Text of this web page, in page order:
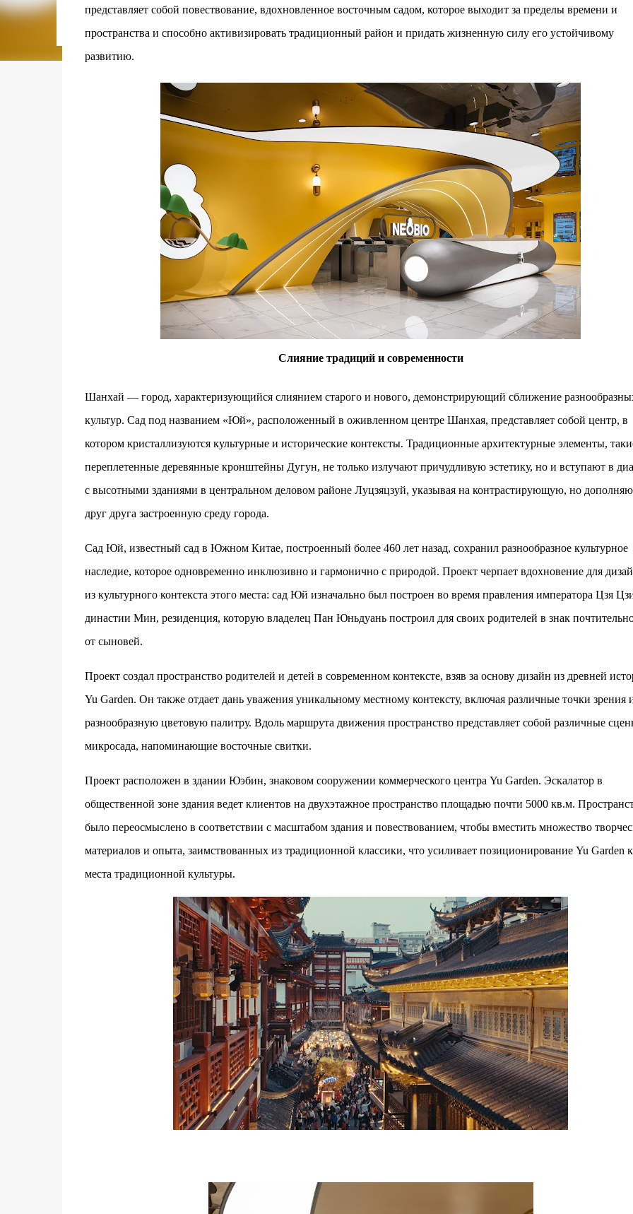
городском конкурсе 2021 года и получением престижной награды «Серебряная пирамида глобального
современный средиземноморский манифест. Архитекторы стремились объединить память о военном
прошлом участка с принц...
представляет собой повествование, вдохновленное восточным садом, которое выходит за пределы времени и
пространства и способно активизировать традиционный район и придать жизненную силу его устойчивому
развитию.
Слияние традиций и современности
Шанхай — город, характеризующийся слиянием старого и нового, демонстрирующий сближение
культур. Сад под названием «Юй», расположенный в оживленном центре Шанхая, представляет собой центр, в
котором кристаллизуются культурные и исторические контексты. Традиционные архитектурные элементы,
переплетенные деревянные кронштейны Дугун, не только излучают причудливую эстетику, но и вступают в
с высотными зданиями в центральном деловом районе Луцзяцзуй, указывая на контрастирующую, но
друг друга застроенную среду города.
Сад Юй, известный сад в Южном Китае, построенный более 460 лет назад, сохранил разнообразное культурное
наследие, которое одновременно инклюзивно и гармонично с природой. Проект черпает вдохновение для
из культурного контекста этого места: сад Юй изначально был построен во время правления императора Цзя
династии Мин, резиденция, которую владелец Пан Юньдуань построил для своих родителей в знак
от сыновей.
Проект создал пространство родителей и детей в современном контексте, взяв за основу дизайн из древней
Yu Garden. Он также отдает дань уважения уникальному местному контексту, включая различные точки зрения
разнообразную цветовую палитру. Вдоль маршрута движения пространство представляет собой различные
микросада, напоминающие восточные свитки.
Проект расположен в здании Юэбин, знаковом сооружении коммерческого центра Yu Garden. Эскалатор в
общественной зоне здания ведет клиентов на двухэтажное пространство площадью почти 5000 кв.м.
было переосмыслено в соответствии с масштабом здания и повествованием, чтобы вместить множество
материалов и опыта, заимствованных из традиционной классики, что усиливает позиционирование Yu Garden
места традиционной культуры.